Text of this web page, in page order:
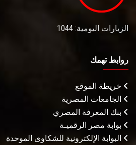
الزيارات اليومية: 1044
روابط تهمك
خريطة الموقع
الجامعات المصرية
بنك المعرفة المصري
بوابة مصر الرقميـة
البوابة الإلكترونية للشكاوى الموحدة